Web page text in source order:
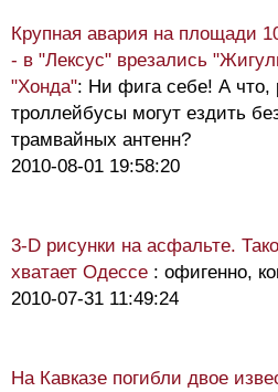
Крупная авария на площади
- в "Лексус" врезались
"Хонда": Ни фига себе! А что,
троллейбусы могут ездить
трамвайных антенн?
2010-08-01 19:58:20
3-D рисунки на асфальте.
хватает Одессе : офигенно,
2010-07-31 11:49:24
На Кавказе погибли двое